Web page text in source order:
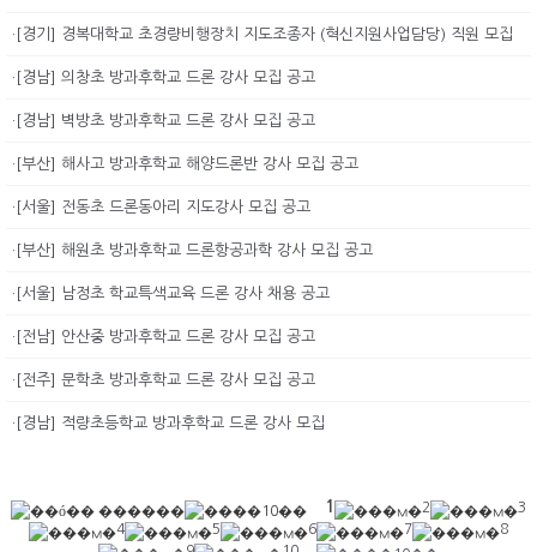
·[경기] 경복대학교 초경량비행장치 지도조종자 (혁신지원사업담당) 직원 모집
·[경남] 의창초 방과후학교 드론 강사 모집 공고
·[경남] 벽방초 방과후학교 드론 강사 모집 공고
·[부산] 해사고 방과후학교 해양드론반 강사 모집 공고
·[서울] 전동초 드론동아리 지도강사 모집 공고
·[부산] 해원초 방과후학교 드론항공과학 강사 모집 공고
·[서울] 남정초 학교특색교육 드론 강사 채용 공고
·[전남] 안산중 방과후학교 드론 강사 모집 공고
·[전주] 문학초 방과후학교 드론 강사 모집 공고
·[경남] 적량초등학교 방과후학교 드론 강사 모집
1 2
3
4
5 6 7
8